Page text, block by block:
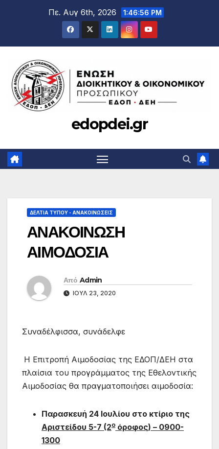
Πε. Αυγ 6th, 2026 1:46:57 PM
edopdei.gr
ΔΕΛΤΊΑ ΤΎΠΟΥ - ΑΝΑΚΟΙΝΏΣΕΙΣ
ΑΝΑΚΟΙΝΩΣΗ
ΑΙΜΟΔΟΣΙΑ
Από Admin
ΙΟΎΛ 23, 2020
Συναδέλφισσα, συνάδελφε
Η Επιτροπή Αιμοδοσίας της ΕΔΟΠ/ΔΕΗ στα
πλαίσια του προγράμματος της Εθελοντικής
Αιμοδοσίας θα πραγματοποιήσει αιμοδοσία:
Παρασκευή 24 Ιουλίου στο κτίριο της
Αριστείδου 5-7 (2ο όροφος) – 0900-
1300